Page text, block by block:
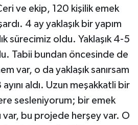
ve ekip, 120 kişilik emek
4 ay yaklaşık bir yapım
sürecimiz oldu. Yaklaşık 4-5
Tabii bundan öncesinde de
var, o da yaklaşık sanırsam
aldı. Uzun meşakkatli bir
sesleniyorum; bir emek
var, bu projede herşey var. O